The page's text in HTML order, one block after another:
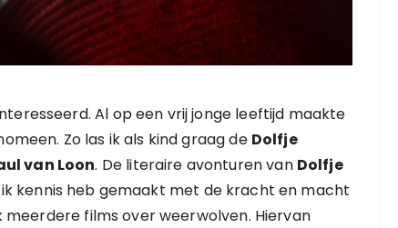
Al op een vrij jonge leeftijd maakte
Zo las ik als kind graag de Dolfje
van Loon. De literaire avonturen van Dolfje
kennis heb gemaakt met de kracht en macht
meerdere films over weerwolven. Hiervan